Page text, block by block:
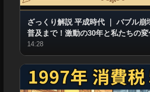
ざっくり解説 平成時代｜ バブル崩
普及まで！激動の30年と私たちの変
14:28